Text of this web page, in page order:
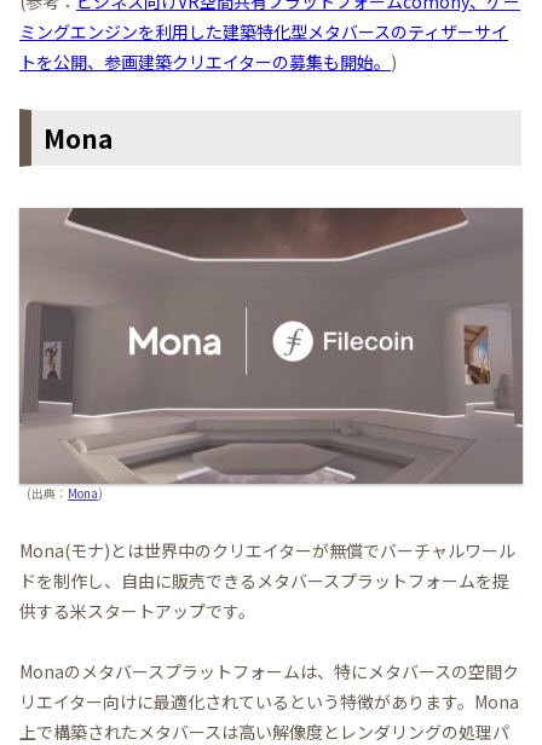
ミングエンジンを利用した建築特化型メタバースのティザーサイ
トを公開、参画建築クリエイターの募集も開始。 )
Mona
(出典： Mona)
Mona(モナ)とは世界中のクリエイターが無償でバーチャルワール
ドを制作し、自由に販売できるメタバースプラットフォームを提
供する米スタートアップです。
Monaのメタバースプラットフォームは、特にメタバースの空間ク
リエイター向けに最適化されているという特徴があります。Mona
上で構築されたメタバースは高い解像度とレンダリングの処理パ